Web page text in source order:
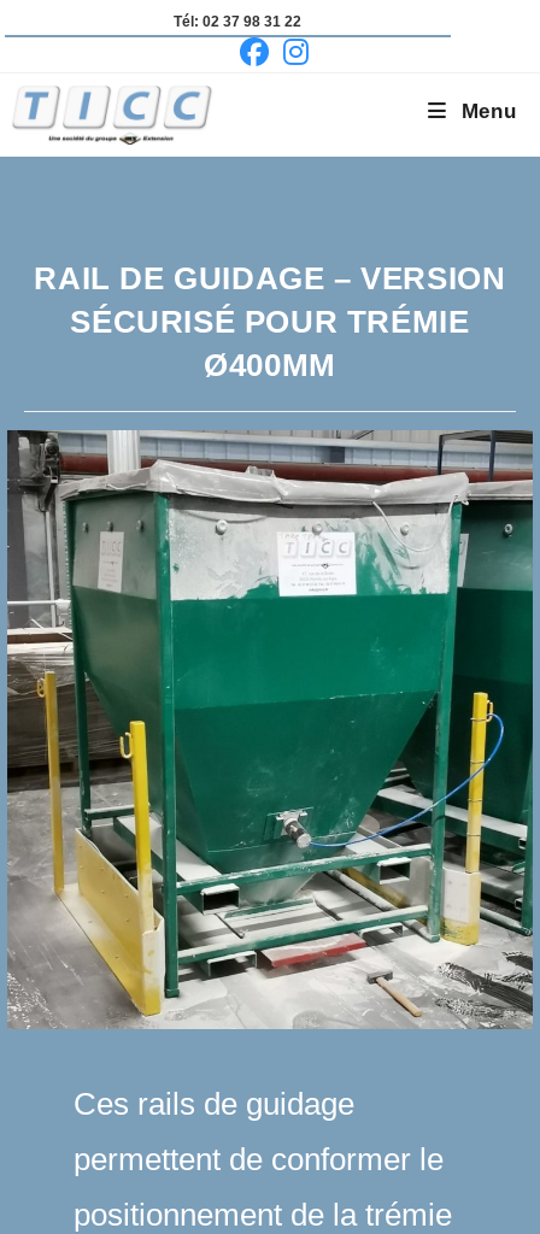
to
Tél: 02 37 98 31 22
Menu
RAIL DE GUIDAGE – VERSION
SÉCURISÉ POUR TRÉMIE
Ø400MM
Ces rails de guidage
permettent de conformer le
positionnement de la trémie